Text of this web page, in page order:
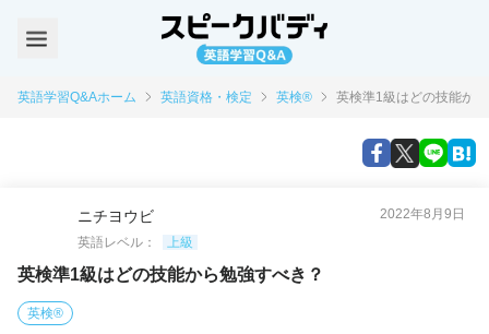
英語学習Q&Aホーム 英語資格・検定 英検® 英検準1級はどの技能か
ニチヨウビ
2022年8月9日
英語レベル：
上級
英検準1級はどの技能から勉強すべき？
英検®